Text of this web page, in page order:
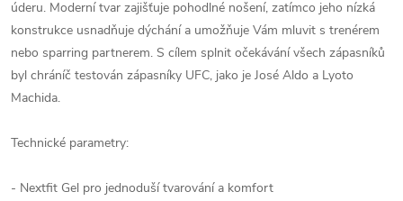
úderu. Moderní tvar zajišťuje pohodlné nošení, zatímco jeho nízká
konstrukce usnadňuje dýchání a umožňuje Vám mluvit s trenérem
nebo sparring partnerem. S cílem splnit očekávání všech zápasníků
byl chráníč testován zápasníky UFC, jako je José Aldo a Lyoto
Machida.
Technické parametry:
- Nextfit Gel pro jednoduší tvarování a komfort